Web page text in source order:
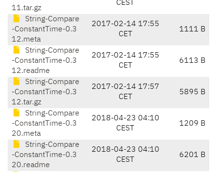
11.tar.gz
CEST
String-Compare
-ConstantTime-0.3
12.meta
2017-02-14 17:55
CET
1111 B
String-Compare
-ConstantTime-0.3
12.readme
2017-02-14 17:55
CET
6113 B
String-Compare
-ConstantTime-0.3
12.tar.gz
2017-02-14 17:57
CET
5895 B
String-Compare
-ConstantTime-0.3
20.meta
2018-04-23 04:10
CEST
1209 B
String-Compare
-ConstantTime-0.3
20.readme
2018-04-23 04:10
CEST
6201 B